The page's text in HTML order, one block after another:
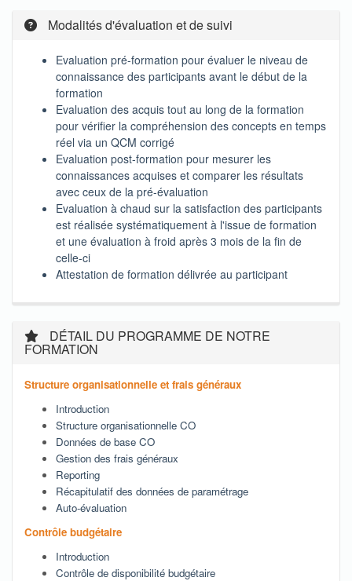
Modalités d'évaluation et de suivi
Evaluation pré-formation pour évaluer le niveau de
connaissance des participants avant le début de la
formation
Evaluation des acquis tout au long de la formation
pour vérifier la compréhension des concepts en temps
réel via un QCM corrigé
Evaluation post-formation pour mesurer les
connaissances acquises et comparer les résultats
avec ceux de la pré-évaluation
Evaluation à chaud sur la satisfaction des participants
est réalisée systématiquement à l'issue de formation
et une évaluation à froid après 3 mois de la fin de
celle-ci
Attestation de formation délivrée au participant
DÉTAIL DU PROGRAMME DE NOTRE
FORMATION
Structure organisationnelle et frais généraux
Introduction​
Structure organisationnelle CO​
Données de base CO​
Gestion des frais généraux​
Reporting​
Récapitulatif des données de paramétrage​
Auto-évaluation
Contrôle budgétaire
Introduction ​
Contrôle de disponibilité budgétaire​